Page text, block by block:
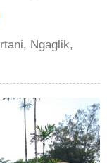
Ngaglik,